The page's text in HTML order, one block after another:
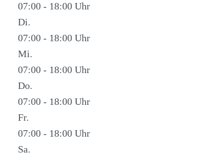
07:00 - 18:00
Di.
07:00 - 18:00
Mi.
07:00 - 18:00
Do.
07:00 - 18:00
Fr.
07:00 - 18:00
Sa.